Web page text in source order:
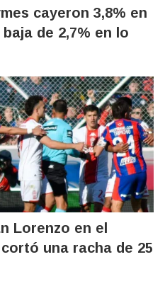
cayeron 3,8% en
de 2,7% en lo
Lorenzo en el
una racha de 25